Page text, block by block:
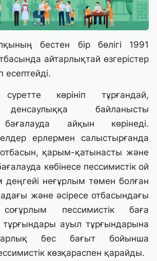
бестен бір бөлігі 1991
айтарлықтай өзгерістер
есептейді.
көрініп тұрғандай,
байланысты
бағалауда айқын көрінеді.
ерлермен салыстырғанда
қарым-қатынасты және
көбінесе пессимистік ой
деңгейі неғұрлым төмен болған
және әсіресе отбасындағы
соғұрлым пессимистік баға
тұрғындары ауыл тұрғындарына
бес бағыт бойынша
көзқараспен қарайды.